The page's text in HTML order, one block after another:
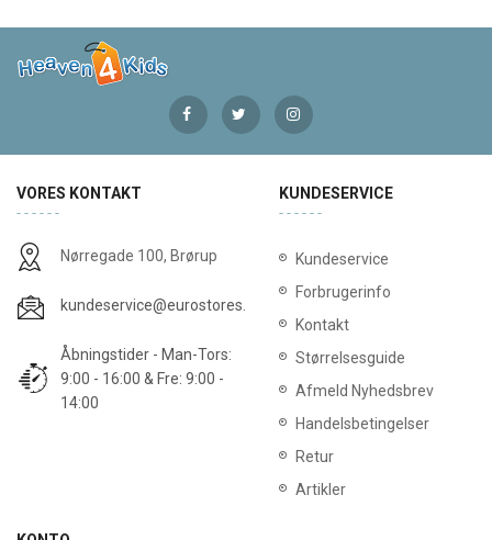
VORES KONTAKT
Nørregade 100, Brørup
kundeservice@eurostores.dk
Åbningstider - Man-Tors:
9:00 - 16:00 & Fre: 9:00 -
14:00
KUNDESERVICE
Kundeservice
Forbrugerinfo
Kontakt
Størrelsesguide
Afmeld Nyhedsbrev
Handelsbetingelser
Retur
Artikler